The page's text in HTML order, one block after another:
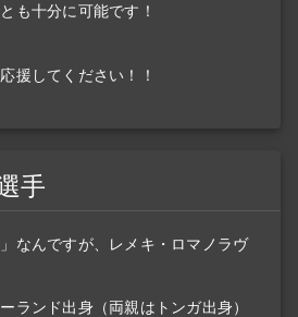
も十分に可能です！
援してください！！
手
なんですが、レメキ・ロマノラヴ
ランド出身（両親はトンガ出身）